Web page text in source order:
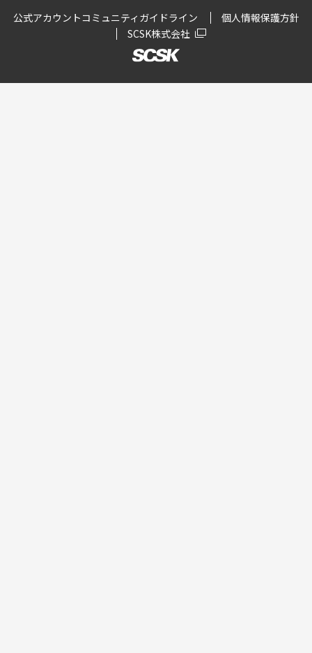
公式アカウントコミュニティガイドライン
個人情報保護方針
SCSK株式会社